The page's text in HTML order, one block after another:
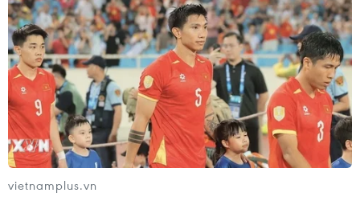
Ngày An ninh mạng Việt Nam: Kiến
tạo không gian mạng an toàn, nhân
văn
06/08/2026 02:49
Thủ tướng Lê Minh Hưng
vietnamplus.vn